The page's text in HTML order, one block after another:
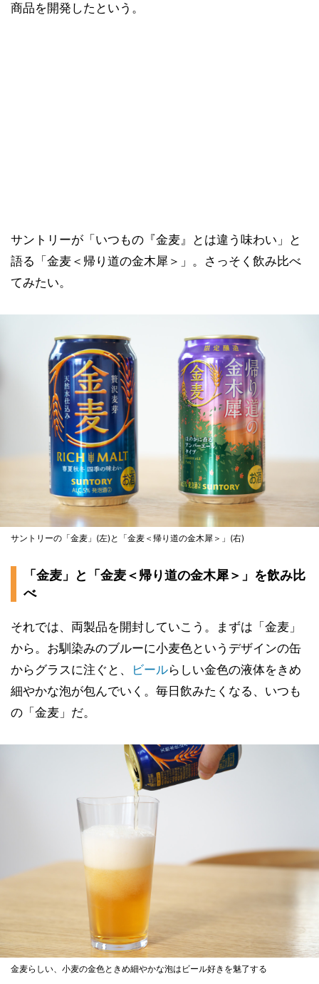
商品を開発したという。
サントリーが「いつもの『金麦』とは違う味わい」と
語る「金麦＜帰り道の金木犀＞」。さっそく飲み比べ
てみたい。
サントリーの「金麦」(左)と「金麦＜帰り道の金木犀＞」(右)
「金麦」と「金麦＜帰り道の金木犀＞」を飲み比
べ
それでは、両製品を開封していこう。まずは「金麦」
から。お馴染みのブルーに小麦色というデザインの缶
からグラスに注ぐと、
ビールらしい金色の液体をきめ
細やかな泡が包んでいく。毎日飲みたくなる、いつも
の「金麦」だ。
金麦らしい、小麦の金色ときめ細やかな泡はビール好きを魅了する